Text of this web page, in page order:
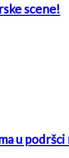
scene!
u